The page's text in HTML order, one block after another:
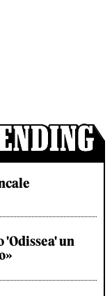
'Odissea' un